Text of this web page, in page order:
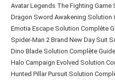
Avatar Legends The Fighting Game
Dragon Sword Awakening Solution
Emotia Escape Solution Complète
Spider-Man 2 Brand New Day Suit
Dino Blade Solution Complète
Halo Campaign Evolved Solution
Hunted Pillar Pursuit Solution